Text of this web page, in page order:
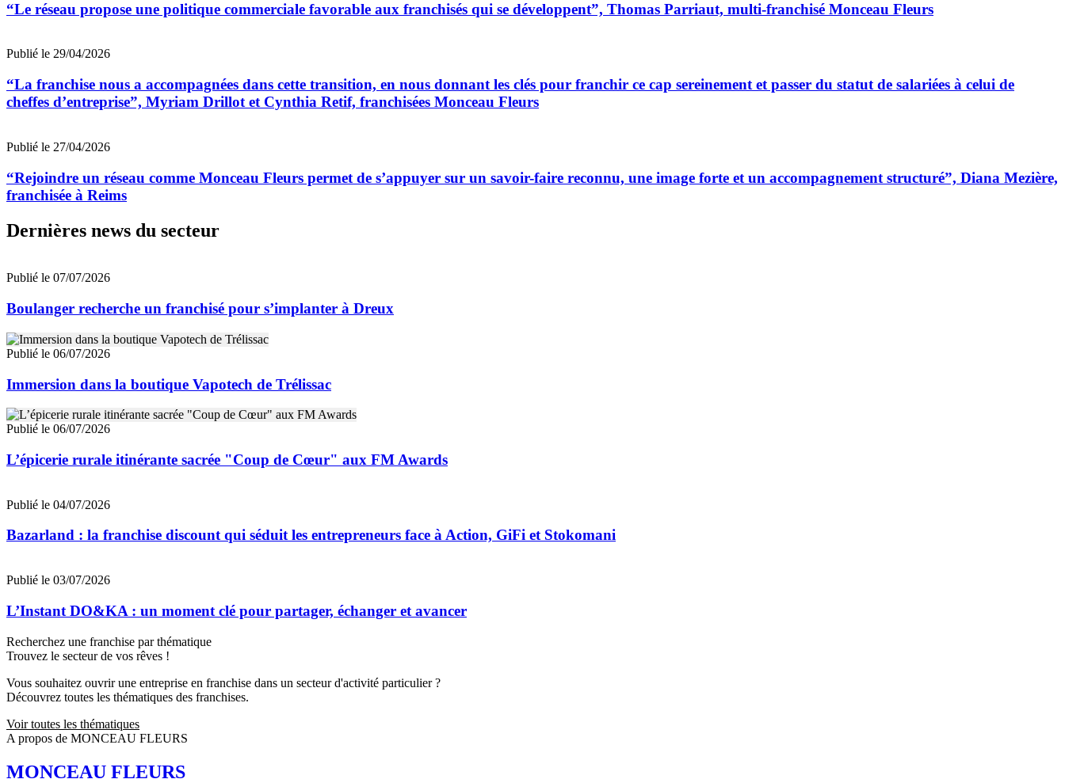
“Le réseau propose une politique commerciale favorable aux franchisés qui se développent”, Thomas Parriaut, multi-franchisé Monceau Fleurs
Publié le 29/04/2026
“La franchise nous a accompagnées dans cette transition, en nous donnant les clés pour franchir ce cap sereinement et passer du statut de salariées à celui de
cheffes d’entreprise”, Myriam Drillot et Cynthia Retif, franchisées Monceau Fleurs
Publié le 27/04/2026
“Rejoindre un réseau comme Monceau Fleurs permet de s’appuyer sur un savoir-faire reconnu, une image forte et un accompagnement structuré”, Diana Mezière,
franchisée à Reims
Dernières news du secteur
Publié le 07/07/2026
Boulanger recherche un franchisé pour s’implanter à Dreux
Publié le 06/07/2026
Immersion dans la boutique Vapotech de Trélissac
Publié le 06/07/2026
L’épicerie rurale itinérante sacrée "Coup de Cœur" aux FM Awards
Publié le 04/07/2026
Bazarland : la franchise discount qui séduit les entrepreneurs face à Action, GiFi et Stokomani
Publié le 03/07/2026
L’Instant DO&KA : un moment clé pour partager, échanger et avancer
Recherchez une franchise par thématique
Trouvez le secteur de vos rêves !
Vous souhaitez ouvrir une entreprise en franchise dans un secteur d'activité particulier ?
Découvrez toutes les thématiques des franchises.
Voir toutes les thématiques
A propos de MONCEAU FLEURS
MONCEAU FLEURS